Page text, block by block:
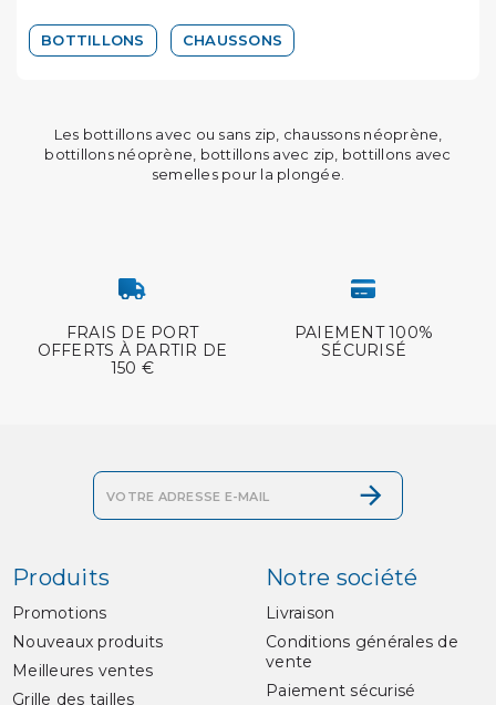
BOTTILLONS CHAUSSONS
Les bottillons avec ou sans zip, chaussons néoprène,
bottillons néoprène, bottillons avec zip, bottillons avec
semelles pour la plongée.
FRAIS DE PORT
OFFERTS À PARTIR DE
150 €
PAIEMENT 100%
SÉCURISÉ
Produits
Promotions
Nouveaux produits
Meilleures ventes
Grille des tailles
Notre société
Livraison
Conditions générales de
vente
Paiement sécurisé